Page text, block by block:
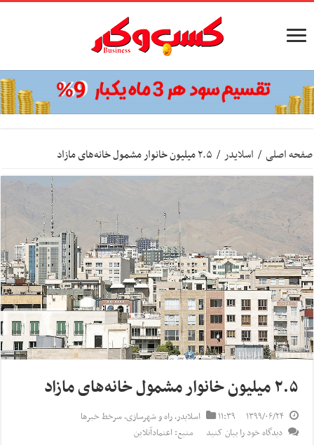
صفحه اصلی / اسلایدر / ۲.۵ میلیون خانوار مشمول خانه‌های مازاد
۲.۵ میلیون خانوار مشمول خانه‌های مازاد
۱۳۹۹/۰۶/۲۴ ۱۱:۳۹ اسلایدر,راه و شهرسازی,سرخط خبرها
دیدگاه خود را بیان کنید
منبع: اعتمادآنلاین